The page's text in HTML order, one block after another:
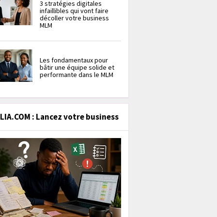
3 stratégies digitales
infaillibles qui vont faire
décoller votre business
MLM
Les fondamentaux pour
bâtir une équipe solide et
performante dans le MLM
: Lancez votre business